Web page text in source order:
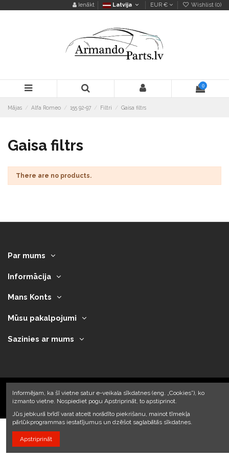
Ienākt Latvija EUR € Wishlist (0)
0
Mājas Alfa Romeo 155 92-97 Filtri Gaisa filtrs
Gaisa filtrs
There are no products.
Par mums
Informācija
Mans Konts
Mūsu pakalpojumi
Sazinies ar mums
2023 © Armando Auto SIA
Informējam, ka šī vietne satur e-veikala sīkdatnes (eng. „Cookies”), ko
izmanto vietne. Nospiediet pogu Apstriprināt, to apstiprinot.
Jūs jebkurā brīdī varat atcelt norādīto piekrišanu, mainot tīmekļa
pārlūkprogrammas iestatījumus un dzēšot saglabātās sīkdatnes.
Apstriprināt